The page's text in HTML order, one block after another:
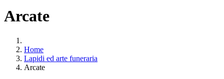
Arcate
Home
Lapidi ed arte funeraria
Arcate